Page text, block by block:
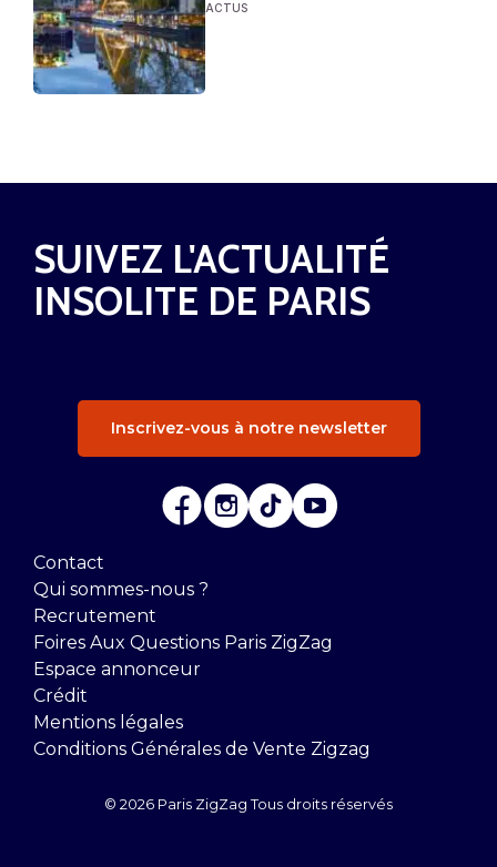
ACTUS
SUIVEZ L'ACTUALITÉ
INSOLITE DE PARIS
Inscrivez-vous à notre newsletter
Contact
Qui sommes-nous ?
Recrutement
Foires Aux Questions Paris ZigZag
Espace annonceur
Crédit
Mentions légales
Conditions Générales de Vente Zigzag
© 2026 Paris ZigZag Tous droits réservés